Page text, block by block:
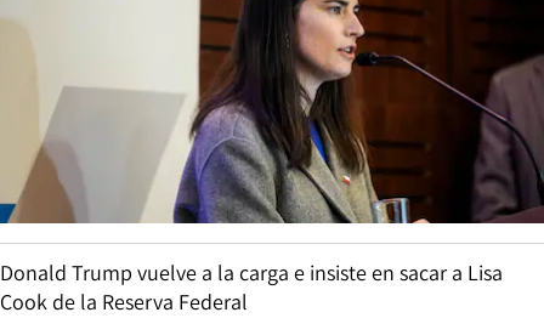
Donald Trump vuelve a la carga e insiste en sacar a Lisa
Cook de la Reserva Federal